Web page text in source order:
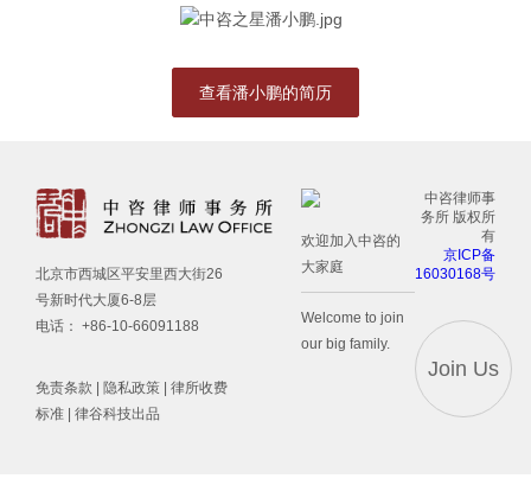
查看潘小鹏的简历
北京市西城区平安里西大街26
号新时代大厦6-8层
电话： +86-10-66091188
免责条款 隐私政策
律所收费
标准 | 律谷科技出品
欢迎加入中咨的
大家庭
Welcome to join
our big family.
中咨律师事
务所 版权所
有
京ICP备
16030168号
Join Us